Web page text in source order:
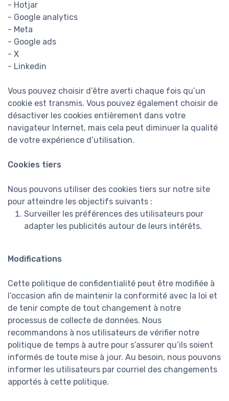
- Hotjar
- Google analytics
- Meta
- Google ads
- X
- Linkedin
Vous pouvez choisir d’être averti chaque fois qu’un
cookie est transmis. Vous pouvez également choisir de
désactiver les cookies entièrement dans votre
navigateur Internet, mais cela peut diminuer la qualité
de votre expérience d’utilisation.
Cookies tiers
Nous pouvons utiliser des cookies tiers sur notre site
pour atteindre les objectifs suivants :
Surveiller les préférences des utilisateurs pour
adapter les publicités autour de leurs intérêts.
Modifications
Cette politique de confidentialité peut être modifiée à
l’occasion afin de maintenir la conformité avec la loi et
de tenir compte de tout changement à notre
processus de collecte de données. Nous
recommandons à nos utilisateurs de vérifier notre
politique de temps à autre pour s’assurer qu’ils soient
informés de toute mise à jour. Au besoin, nous pouvons
informer les utilisateurs par courriel des changements
apportés à cette politique.